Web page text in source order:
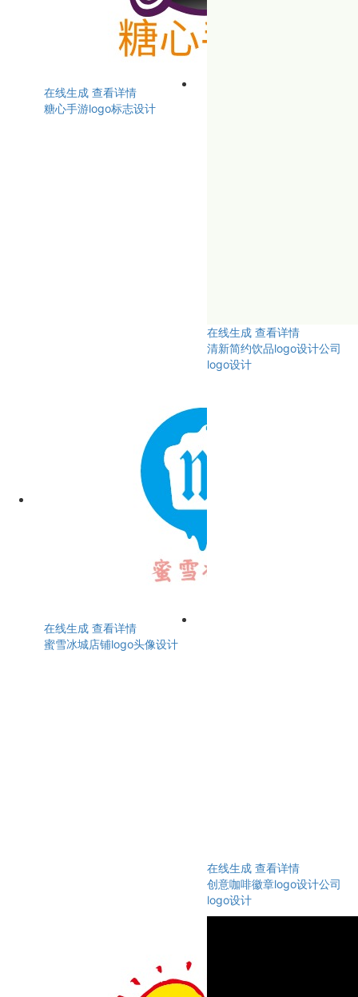
在线生成 查看详情
糖心手游logo标志设计
在线生成 查看详情
清新简约饮品logo设计公司
logo设计
在线生成 查看详情
蜜雪冰城店铺logo头像设计
在线生成 查看详情
创意咖啡徽章logo设计公司
logo设计